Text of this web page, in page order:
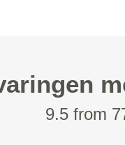
9.5 from